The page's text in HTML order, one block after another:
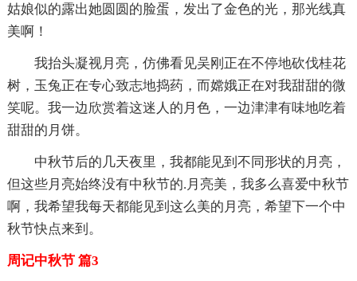
姑娘似的露出她圆圆的脸蛋，发出了金色的光，那光线真
美啊！
我抬头凝视月亮，仿佛看见吴刚正在不停地砍伐桂花
树，玉兔正在专心致志地捣药，而嫦娥正在对我甜甜的微
笑呢。我一边欣赏着这迷人的月色，一边津津有味地吃着
甜甜的月饼。
中秋节后的几天夜里，我都能见到不同形状的月亮，
但这些月亮始终没有中秋节的.月亮美，我多么喜爱中秋节
啊，我希望我每天都能见到这么美的月亮，希望下一个中
秋节快点来到。
周记中秋节 篇3